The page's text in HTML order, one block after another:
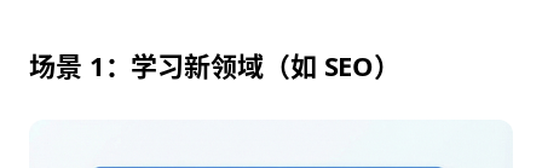
场景 1：学习新领域（如 SEO）